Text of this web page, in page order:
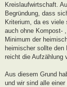
Kreislaufwirtschaft.
Begründung, dass
Kriterium, da es
auch ohne Kompost-
Minimum der
heimischer sollte
reicht die Aufzählung
Aus diesem Grund
und wir sind alle